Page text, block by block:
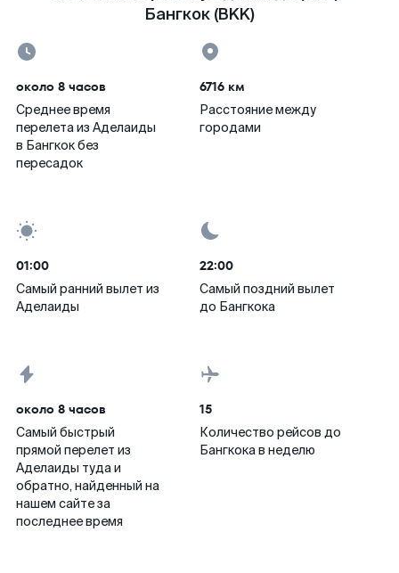
Бангкок (BKK)
около 8 часов
Среднее время
перелета из Аделаиды
в Бангкок без
пересадок
6716 км
Расстояние между
городами
01:00
Самый ранний вылет из
Аделаиды
22:00
Самый поздний вылет
до Бангкока
около 8 часов
Самый быстрый
прямой перелет из
Аделаиды туда и
обратно, найденный на
нашем сайте за
последнее время
15
Количество рейсов до
Бангкока в неделю